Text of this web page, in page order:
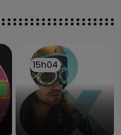
15h04
15h04